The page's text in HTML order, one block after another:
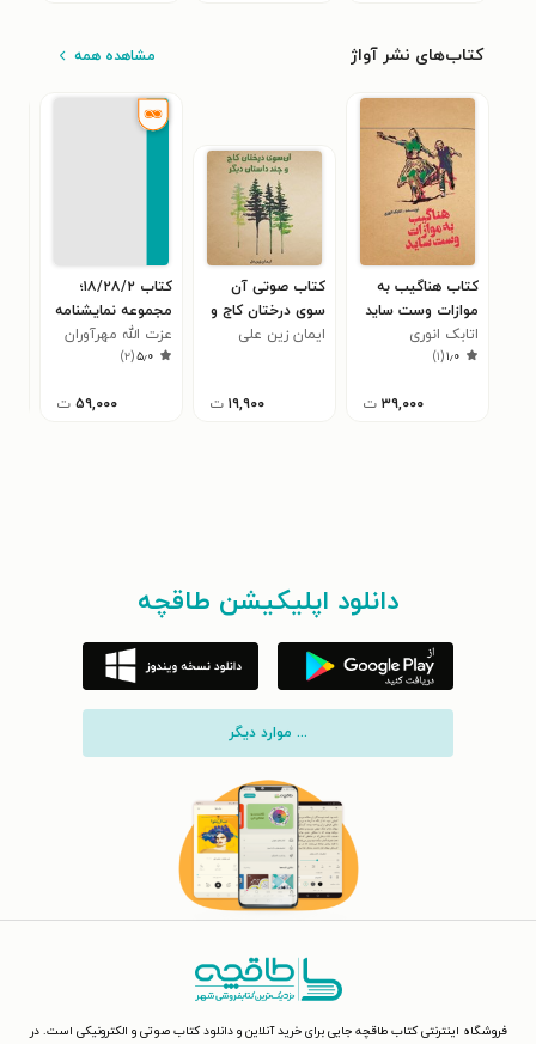
کتاب‌های نشر آواژ مشاهده همه
کتاب هناگیب به
موازات وست ساید
اتابک انوری
۱٫۰(۱)
۳۹,۰۰۰ ت
کتاب صوتی آن
سوی درختان کاج و
چند داستان دیگر
ایمان زین علی
۱۹,۹۰۰ ت
کتاب ۱٨/۲۸/۲؛
مجموعه نمایشنامه
های عزت الله
مهرآوران
عزت الله مهرآوران
۵٫۰(۲)
۵۹,۰۰۰ ت
دانلود اپلیکیشن طاقچه
... موارد دیگر
فروشگاه اینترنتی کتاب طاقچه جایی برای خرید آنلاین و دانلود کتاب صوتی و الکترونیکی است. در